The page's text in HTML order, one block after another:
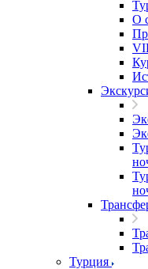
О
Турция